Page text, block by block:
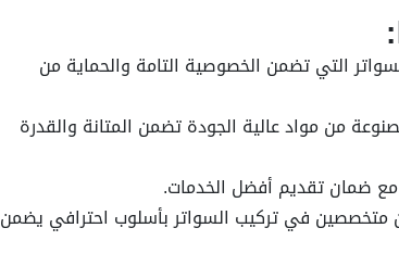
التي تضمن الخصوصية التامة والحماية من
من مواد عالية الجودة تضمن المتانة والقدرة
مع ضمان تقديم أفضل الخدمات.
متخصصين في تركيب السواتر بأسلوب احترافي يضمن